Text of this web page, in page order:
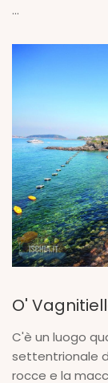
...
O'
C'è un luogo
settentrionale
rocce e la